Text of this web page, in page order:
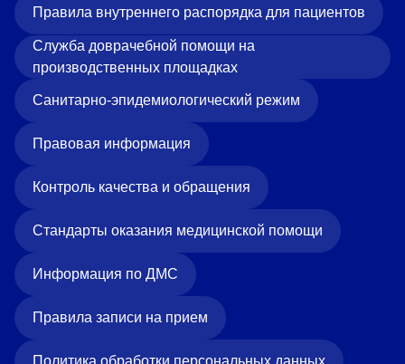
Правила внутреннего распорядка для пациентов
Служба доврачебной помощи на
производственных площадках
Санитарно-эпидемиологический режим
Правовая информация
Контроль качества и обращения
Стандарты оказания медицинской помощи
Информация по ДМС
Правила записи на прием